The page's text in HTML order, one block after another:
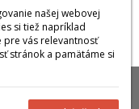
Pridať
našich služieb
našej webovej
si tiež napríklad
pre vás relevantnosť
stránok a pamätáme si